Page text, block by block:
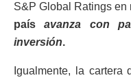
S&P Global Ratings en
paísavanza con
inversión.
Igualmente, la cartera